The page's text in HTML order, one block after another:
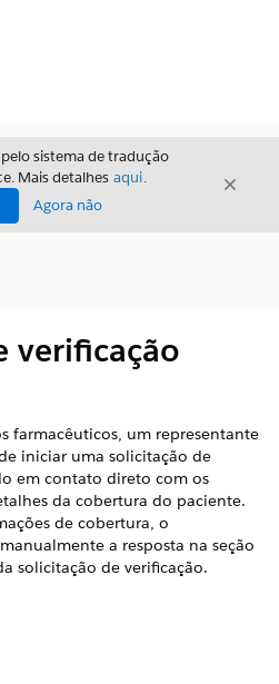
sistema de tradução
Mais detalhes aqui.
Agora não
Fechar
verificação
farmacêuticos, um representante
iniciar uma solicitação de
em contato direto com os
da cobertura do paciente.
de cobertura, o
a resposta na seção
solicitação de verificação.